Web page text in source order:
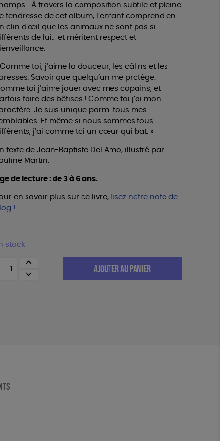
À travers la composition subtile et pleine
tendresse de cet album, l’enfant comprend en
clin d’œil que les animaux ne sont pas si
de lui… et méritent respect et
Comme toi, j’aime la douceur, les câlins et les
Savoir que quelqu’un me protège.
toi j’aime jouer avec mes copains, et
faire des bêtises ! Comme toi j’ai mon
Je suis unique parmi tous mes
Et même si nous sommes tous
j’ai comme toi un cœur qui bat. »
texte de Jean-Baptiste Del Amo, illustré par
Martin.
de lecture : de 3 à 6 ans.
en savoir plus sur ce livre,
lisez notre note de
!
stock
AJOUTER AU PANIER